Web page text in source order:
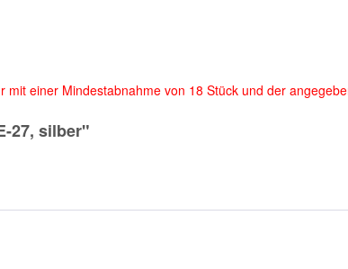
einer Mindestabnahme von 18 Stück und der
27, silber"